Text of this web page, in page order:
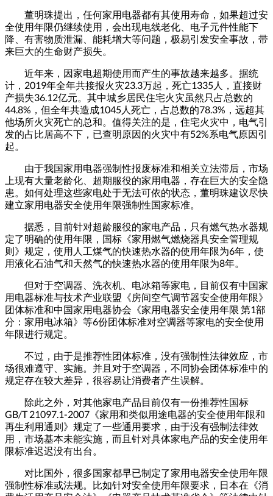
董明珠提出，任何家用电器都有其使用寿命，如果超过安
全使用年限仍继续使用，会出现电线老化、电子元件性能下
降、有害物质泄漏、能耗增大等问题，极易引发安全事故，带
来巨大的生命财产损失。
近年来，因家电超期使用而产生的事故越来越多。据统
计，2019年全年共接报火灾23.3万起，死亡1335人，直接财
产损失36.12亿元。其中城乡居民住宅火灾虽然只占总数的
44.8%，但全年共造成1045人死亡，占总数的78.3%，远超其
他场所火灾死亡的总和。值得关注的是，住宅火灾中，电气引
发的占比居高不下，已查明原因的火灾中有52%系电气原因引
起。
由于我国家用电器强制性报废标准和相关立法滞后，市场
上现有大量老龄化、超期服役的家用电器，存在巨大的安全隐
患。如何处理这些家电处于无法可依的状态，董明珠建议尽快
建立家用电器安全使用年限强制性国家标准。
据悉，目前针对超龄服役的家电产品，只有燃气热水器规
定了明确的使用年限，国标《家用燃气燃烧器具安全管理规
则》规定，使用人工煤气的快速热水器的使用年限为6年，使
用液化石油气和天然气的快速热水器的使用年限为8年。
但对于空调器、洗衣机、电冰箱等家电，目前仅有中国家
用电器标准与技术产业联盟《房间空气调节器安全使用年限》
团体标准和中国家用电器协会《家用电器安全使用年限 第1部
分：家用电冰箱》等6份团体标准对空调器等家电的安全使用
年限进行规定。
不过，由于是推荐性团体标准，没有强制性法律效应，市
场很难遵守、实施。并且对于空调器，不同协会团体标准中的
规定存在较大差异，很容易让消费者产生误解。
除此之外，对其他家电产品目前仅有一份推荐性国标
GB/T 21097.1-2007《家用和类似用途电器的安全使用年限和
再生利用通则》规定了一些通用要求，由于没有强制法律效
用，市场基本未能实施，而且针对具体家电产品的安全使用年
限标准迟迟没有出台。
对比国外，很多国家都早已制定了家用电器安全使用年限
强制性标准或法规。比如针对安全使用年限要求，日本在《消